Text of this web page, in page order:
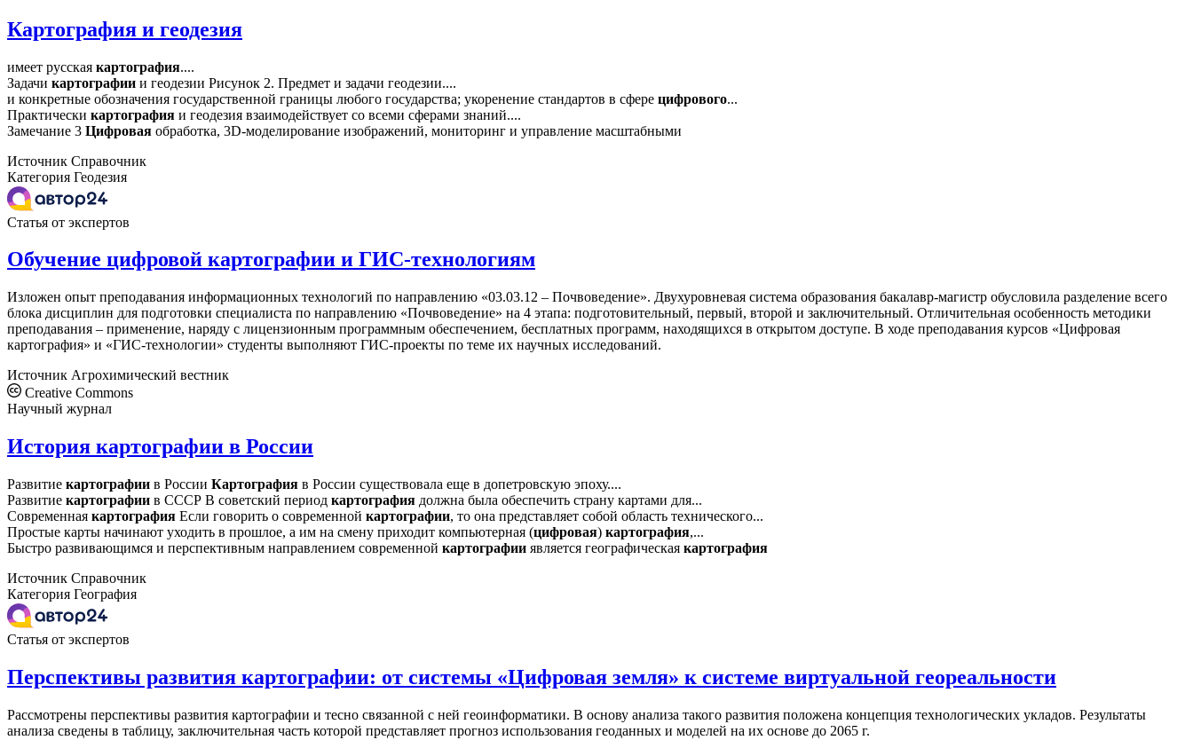
Картография и геодезия
имеет русская картография....
Задачи картографии и геодезии Рисунок 2. Предмет и задачи геодезии....
и конкретные обозначения государственной границы любого государства; укоренение стандартов в сфере цифрового...
Практически картография и геодезия взаимодействует со всеми сферами знаний....
Замечание 3 Цифровая обработка, 3D-моделирование изображений, мониторинг и управление масштабными
Источник Справочник
Категория Геодезия
Статья от экспертов
Обучение цифровой картографии и ГИС-технологиям
Изложен опыт преподавания информационных технологий по направлению «03.03.12 – Почвоведение». Двухуровневая система образования бакалавр-магистр обусловила разделение всего
блока дисциплин для подготовки специалиста по направлению «Почвоведение» на 4 этапа: подготовительный, первый, второй и заключительный. Отличительная особенность методики
преподавания – применение, наряду с лицензионным программным обеспечением, бесплатных программ, находящихся в открытом доступе. В ходе преподавания курсов «Цифровая
картография» и «ГИС-технологии» студенты выполняют ГИС-проекты по теме их научных исследований.
Источник Агрохимический вестник
Creative Commons
Научный журнал
История картографии в России
Развитие картографии в России Картография в России существовала еще в допетровскую эпоху....
Развитие картографии в СССР В советский период картография должна была обеспечить страну картами для...
Современная картография Если говорить о современной картографии, то она представляет собой область технического...
Простые карты начинают уходить в прошлое, а им на смену приходит компьютерная (цифровая) картография,...
Быстро развивающимся и перспективным направлением современной картографии является географическая картография
Источник Справочник
Категория География
Статья от экспертов
Перспективы развития картографии: от системы «Цифровая земля» к системе виртуальной геореальности
Рассмотрены перспективы развития картографии и тесно связанной с ней геоинформатики. В основу анализа такого развития положена концепция технологических укладов. Результаты
анализа сведены в таблицу, заключительная часть которой представляет прогноз использования геоданных и моделей на их основе до 2065 г.